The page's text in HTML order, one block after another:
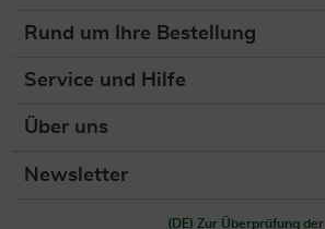
Rund um Ihre Bestellung
Service und Hilfe
Über uns
Newsletter
(DE) Zur Überprüfung der